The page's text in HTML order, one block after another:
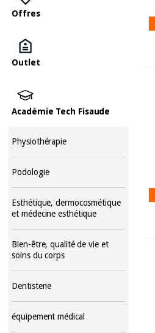
Offres
Outlet
Académie Tech Fisaude
Physiothérapie
Podologie
Esthétique, dermocosmétique
et médecine esthétique
Bien-être, qualité de vie et
soins du corps
Dentisterie
équipement médical